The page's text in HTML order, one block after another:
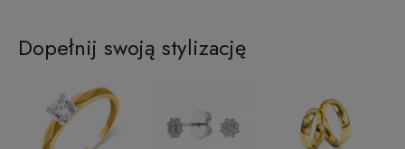
Dopełnij swoją stylizację